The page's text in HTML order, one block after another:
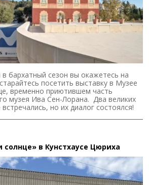
бархатный сезон вы окажетесь на
посетить выставку в Музее
временно приютившем часть
музея Ива Сен-Лорана. Два великих
но их диалог состоялся!
в Кунстхаусе Цюриха